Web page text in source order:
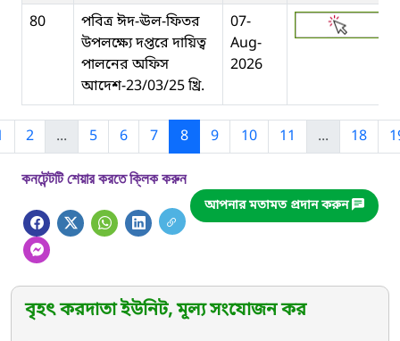
80
পবিত্র ঈদ-ঊল-ফিতর
উপলক্ষ্যে দপ্তরে দায়িত্ব
পালনের অফিস
আদেশ-23/03/25 খ্রি.
07-
Aug-
2026
2 ... 5 6 7 8 9 10 11 ... 18
আপনার মতামত প্রদান করুন
কনটেন্টটি শেয়ার করতে ক্লিক করুন
বৃহৎ করদাতা ইউনিট, মূল্য সংযোজন কর